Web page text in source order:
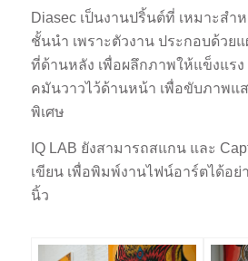
Diasec เป็นงานปริ้นต์ที่ เหมาะสำ
ชั้นนำ เพราะตัวงาน ประกอบด้วย
ที่ด้านหลัง เพื่อผลึกภาพให้แข็งแร
คมันวาวไว้ด้านหน้า เพื่อขับภาพแ
พิเศษ
IQ LAB ยังสามารถสแกน และ
เขียน เพื่อพิมพ์งานไฟน์อาร์ตได้อย่
นิ้ว